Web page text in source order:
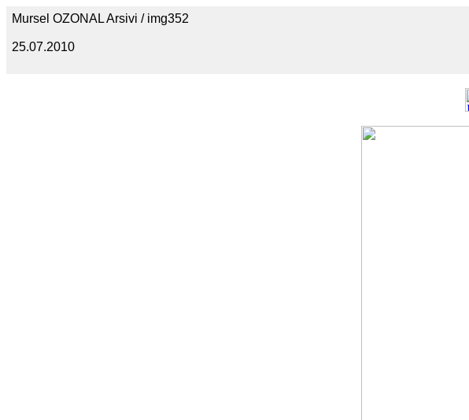
Mursel OZONAL Arsivi / img352
25.07.2010